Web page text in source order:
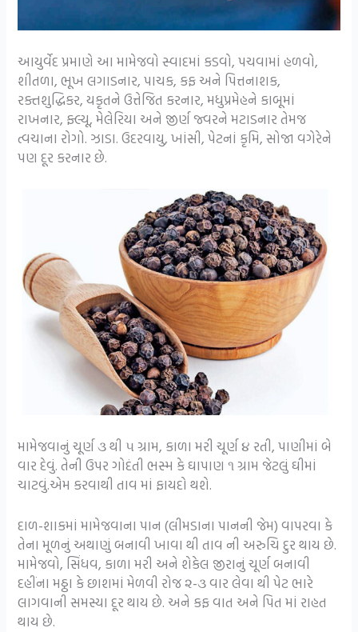
આયુર્વેદ પ્રમાણે આ મામેજવો સ્વાદમાં કડવો, પચવામાં હળવો,
શીતળા, ભૂખ લગાડનાર, પાચક, કફ અને પિત્તનાશક,
રક્તશુદ્ધિકર, યકૃતને ઉત્તેજિત કરનાર, મધુપ્રમેહને કાબૂમાં
રાખનાર, ફ્લ્યૂ, મેલેરિયા અને જીર્ણ જ્વરને મટાડનાર તેમજ
ત્વચાના રોગો. ઝાડા. ઉદરવાયુ, ખાંસી, પેટનાં કૃમિ, સોજા વગેરેને
પણ દૂર કરનાર છે.
મામેજવાનું ચૂર્ણ ૩ થી ૫ ગ્રામ, કાળા મરી ચૂર્ણ ૪ રતી, પાણીમાં બે
વાર દેવું. તેની ઉપર ગોદંતી ભસ્મ કે ઘાપાણ ૧ ગ્રામ જેટલું ઘીમાં
ચાટવું.એમ કરવાથી તાવ માં ફાયદો થશે.
દાળ-શાકમાં મામેજવાના પાન (લીમડાના પાનની જેમ) વાપરવા કે
તેના મૂળનું અથાણું બનાવી ખાવા થી તાવ ની અરુચિ દુર થાય છે.
મામેજવો, સિંધવ, કાળા મરી અને શેકેલ જીરાનું ચૂર્ણ બનાવી
દહીંના મઠ્ઠા કે છાશમાં મેળવી રોજ ૨-૩ વાર લેવા થી પેટ ભારે
લાગવાની સમસ્યા દૂર થાય છે. અને કફ વાત અને પિત માં રાહત
થાય છે.